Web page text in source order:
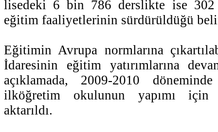
lisedeki 6 bin 786 derslikte ise
eğitim faaliyetlerinin sürdürüldüğü
Eğitimin Avrupa normlarına
İdaresinin eğitim yatırımlarına
açıklamada, 2009-2010
ilköğretim okulunun yapımı için
aktarıldı.